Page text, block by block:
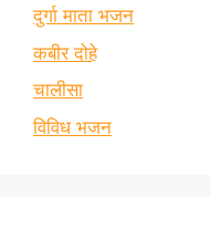
दुर्गा माता भजन
कबीर दोहे
चालीसा
विविध भजन